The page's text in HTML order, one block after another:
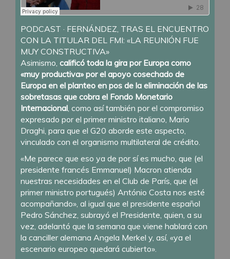
PODCAST · FERNÁNDEZ, TRAS EL ENCUENTRO
CON LA TITULAR DEL FMI: «LA REUNIÓN FUE
MUY CONSTRUCTIVA»
Asimismo, calificó toda la gira por Europa como
«muy productiva» por el apoyo cosechado de
Europa en el planteo en pos de la eliminación de las
sobretasas que cobra el Fondo Monetario
Internacional , como así también por el compromiso
expresado por el primer ministro italiano, Mario
Draghi, para que el G20 aborde este aspecto,
vinculado con el organismo multilateral de crédito.
«Me parece que eso ya de por sí es mucho, que (el
presidente francés Emmanuel) Macron atienda
nuestras necesidades en el Club de París, que (el
primer ministro portugués) António Costa nos esté
acompañando», al igual que el presidente español
Pedro Sánchez, subrayó el Presidente, quien, a su
vez, adelantó que la semana que viene hablará con
la canciller alemana Angela Merkel y, así, «ya el
escenario europeo quedará cubierto».